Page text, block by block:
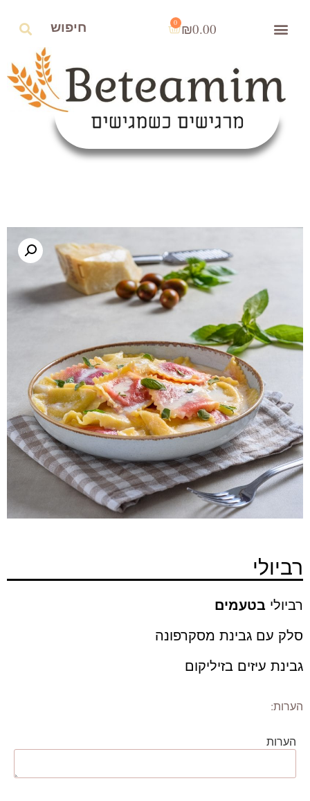
₪0.00
0
רביולי
רביולי בטעמים
סלק עם גבינת מסקרפונה
גבינת עיזים בזיליקום
הערות:
הערות